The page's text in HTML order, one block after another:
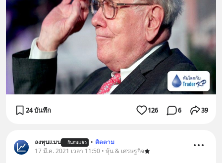
24 บันทึก 126 6 39
ลงทุนแมน ยืนยันแล้ว • ติดตาม
17 มี.ค. 2021 เวลา 11:50 • หุ้น & เศรษฐกิจ